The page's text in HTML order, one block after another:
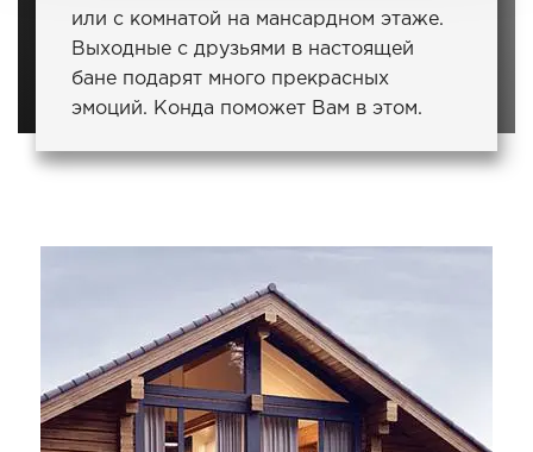
или с комнатой на мансардном этаже.
Выходные с друзьями в настоящей
бане подарят много прекрасных
эмоций. Конда поможет Вам в этом.